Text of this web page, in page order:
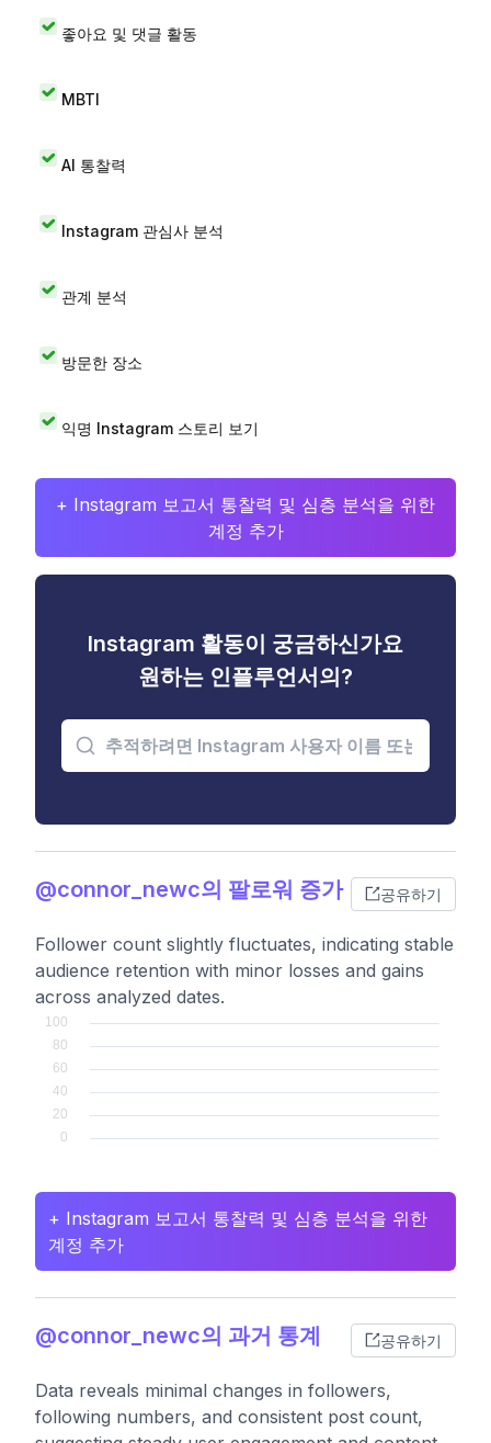
좋아요 및 댓글 활동
MBTI
AI 통찰력
Instagram 관심사 분석
관계 분석
방문한 장소
익명 Instagram 스토리 보기
+ Instagram 보고서 통찰력 및 심층 분석을 위한
계정 추가
Instagram 활동이 궁금하신가요
원하는 인플루언서의?
@connor_newc의 팔로워 증가 공유하기
Follower count slightly fluctuates, indicating stable
audience retention with minor losses and gains
across analyzed dates.
+ Instagram 보고서 통찰력 및 심층 분석을 위한
계정 추가
@connor_newc의 과거 통계 공유하기
Data reveals minimal changes in followers,
following numbers, and consistent post count,